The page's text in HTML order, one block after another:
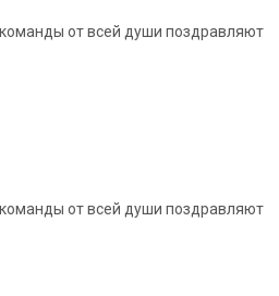
команды от всей души поздравляют
команды от всей души поздравляют